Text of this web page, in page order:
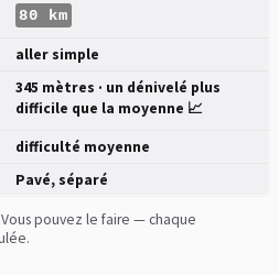
80 km
aller simple
345 mètres · un dénivelé plus
difficile que la moyenne 📈
difficulté moyenne
Pavé, séparé
pouvez le faire — chaque